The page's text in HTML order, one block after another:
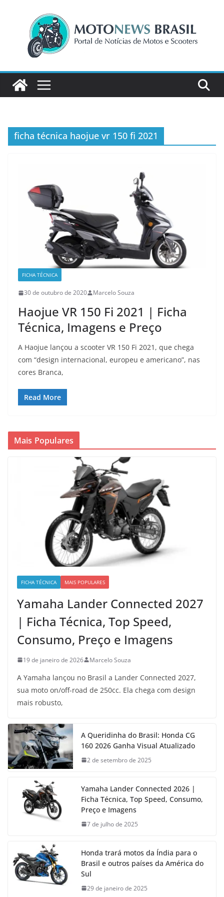
conteúdo
ficha técnica haojue vr 150 fi 2021
FICHA TÉCNICA
30 de outubro de 2020 Marcelo Souza
Haojue VR 150 Fi 2021 | Ficha
Técnica, Imagens e Preço
A Haojue lançou a scooter VR 150 Fi 2021, que chega
com “design internacional, europeu e americano”, nas
cores Branca,
Read More
Mais Populares
FICHA TÉCNICA MAIS POPULARES
Yamaha Lander Connected 2027
| Ficha Técnica, Top Speed,
Consumo, Preço e Imagens
19 de janeiro de 2026 Marcelo Souza
A Yamaha lançou no Brasil a Lander Connected 2027,
sua moto on/off-road de 250cc. Ela chega com design
mais robusto,
A Queridinha do Brasil: Honda CG
160 2026 Ganha Visual Atualizado
2 de setembro de 2025
Yamaha Lander Connected 2026 |
Ficha Técnica, Top Speed, Consumo,
Preço e Imagens
7 de julho de 2025
Honda trará motos da Índia para o
Brasil e outros países da América do
Sul
29 de janeiro de 2025